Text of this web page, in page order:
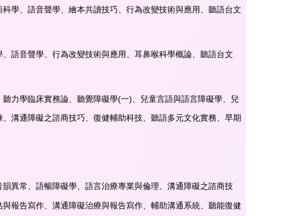
學、語音聲學、繪本共讀技巧、行為改變技術與應用、聽語台文
語音聲學、行為改變技術與應用、耳鼻喉科學概論、聽語台文
力學臨床實務論、聽覺障礙學(一)、兒童言語與語言障礙學、兒
溝通障礙之諮商技巧、復健輔助科技、聽語多元文化實務、早期
異常、語暢障礙學、語言治療專業與倫理、溝通障礙之諮商技
報告寫作、溝通障礙治療與報告寫作、輔助溝通系統、聽能復健